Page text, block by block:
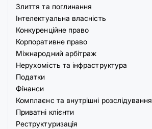
Злиття та поглинання
Інтелектуальна власність
Конкуренційне право
Корпоративне право
Міжнародний арбітраж
Нерухомість та інфраструктура
Податки
Фінанси
Комплаєнс та внутрішні розслідування
Приватні клієнти
Реструктуризація